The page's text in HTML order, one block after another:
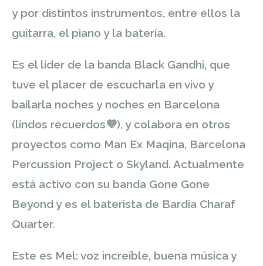
y por distintos instrumentos, entre ellos la
guitarra, el piano y la batería.
Es el líder de la banda Black Gandhi, que
tuve el placer de escucharla en vivo y
bailarla noches y noches en Barcelona
(lindos recuerdos💜), y colabora en otros
proyectos como Man Ex Maqina, Barcelona
Percussion Project o Skyland. Actualmente
está activo con su banda Gone Gone
Beyond y es el baterista de Bardia Charaf
Quarter.
Este es Mel: voz increíble, buena música y